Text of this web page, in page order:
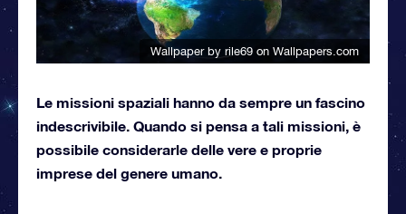
Wallpaper by rile69 on Wallpapers.com
Le missioni spaziali hanno da sempre un fascino
indescrivibile. Quando si pensa a tali missioni, è
possibile considerarle delle vere e proprie
imprese del genere umano.